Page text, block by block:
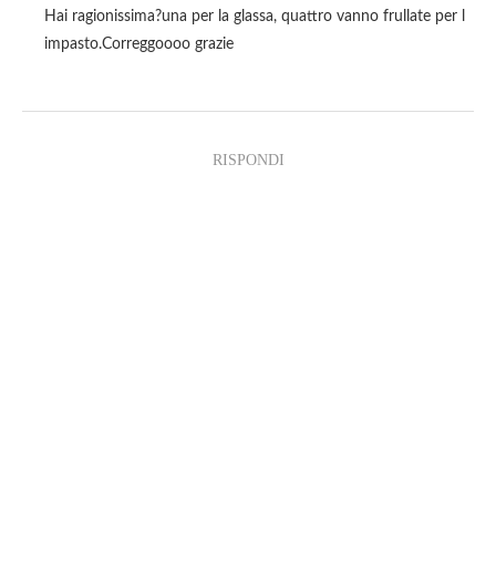
Hai ragionissima?una per la glassa, quattro vanno frullate per l
impasto.Correggoooo grazie
RISPONDI